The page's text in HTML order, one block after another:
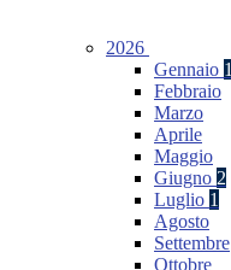
2026
Gennaio 1
Febbraio
Marzo
Aprile
Maggio
Giugno 2
Luglio 1
Agosto
Settembre
Ottobre